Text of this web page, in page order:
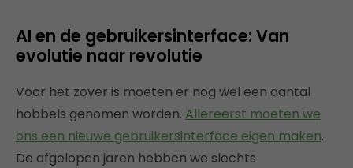
AI en de gebruikersinterface: Van
evolutie naar revolutie
Voor het zover is moeten er nog wel een aantal
hobbels genomen worden. Allereerst moeten we
ons een nieuwe gebruikersinterface eigen maken.
De afgelopen jaren hebben we slechts